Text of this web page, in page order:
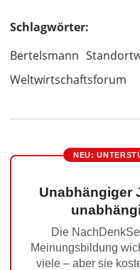
Schlagwörter:
Bertelsmann
Weltwirtschaftsforum
NEU:
Unabhängiger
Die
Meinungsbildung
viele – aber sie